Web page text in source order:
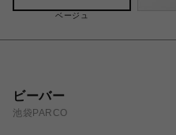
ベージュ
ビーバー
池袋PARCO